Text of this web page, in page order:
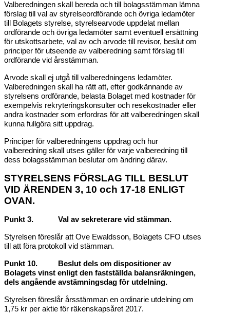
Valberedningen skall bereda och till bolagsstämman lämna
förslag till val av styrelseordförande och övriga ledamöter
till Bolagets styrelse, styrelsearvode uppdelat mellan
ordförande och övriga ledamöter samt eventuell ersättning
för utskottsarbete, val av och arvode till revisor, beslut om
principer för utseende av valberedning samt förslag till
ordförande vid årsstämman.
Arvode skall ej utgå till valberedningens ledamöter.
Valberedningen skall ha rätt att, efter godkännande av
styrelsens ordförande, belasta Bolaget med kostnader för
exempelvis rekryteringskonsulter och resekostnader eller
andra kostnader som erfordras för att valberedningen skall
kunna fullgöra sitt uppdrag.
Principer för valberedningens uppdrag och hur
valberedning skall utses gäller för varje valberedning till
dess bolagsstämman beslutar om ändring därav.
STYRELSENS FÖRSLAG TILL BESLUT
VID ÄRENDEN 3, 10 och 17-18 ENLIGT
OVAN.
Punkt 3. Val av sekreterare vid stämman.
Styrelsen föreslår att Ove Ewaldsson, Bolagets CFO utses
till att föra protokoll vid stämman.
Punkt 10. Beslut dels om dispositioner av
Bolagets vinst enligt den fastställda balansräkningen,
dels angående avstämningsdag för utdelning.
Styrelsen föreslår årsstämman en ordinarie utdelning om
1,75 kr per aktie för räkenskapsåret 2017.